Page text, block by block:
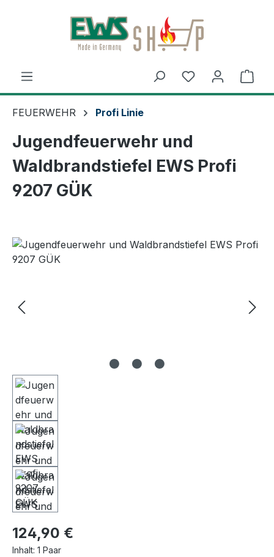
Zum Hauptinhalt springen
FEUERWEHR Profi Linie
Jugendfeuerwehr und
Waldbrandstiefel EWS Profi
9207 GÜK
Regulärer Preis:
124,90 €
Inhalt: 1 Paar